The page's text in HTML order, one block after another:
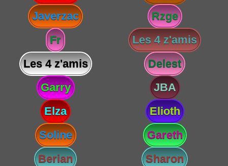
Javerzac
Rzge
Fr
Les 4 z'amis
Les 4 z'amis
Delest
Garry
JBA
Elza
Elioth
Soline
Gareth
Berian
Sharon